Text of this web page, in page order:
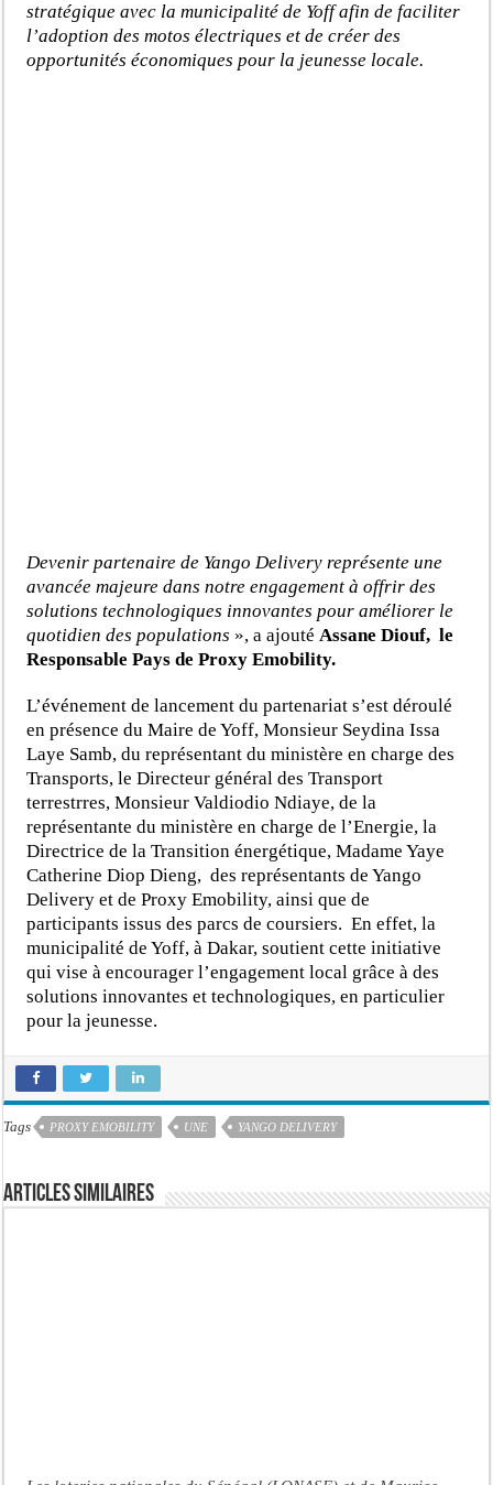
stratégique avec la municipalité de Yoff afin de faciliter
l’adoption des motos électriques et de créer des
opportunités économiques pour la jeunesse locale.
Devenir partenaire de Yango Delivery représente une
avancée majeure dans notre engagement à offrir des
solutions technologiques innovantes pour améliorer le
quotidien des populations », a ajoutéAssane Diouf, le
Responsable Pays de Proxy Emobility.
L’événement de lancement du partenariat s’est déroulé
en présence du Maire de Yoff, Monsieur Seydina Issa
Laye Samb, du représentant du ministère en charge des
Transports, le Directeur général des Transport
terrestrres, Monsieur Valdiodio Ndiaye, de la
représentante du ministère en charge de l’Energie, la
Directrice de la Transition énergétique, Madame Yaye
Catherine Diop Dieng, des représentants de Yango
Delivery et de Proxy Emobility, ainsi que de
participants issus des parcs de coursiers. En effet, la
municipalité de Yoff, à Dakar, soutient cette initiative
qui vise à encourager l’engagement local grâce à des
solutions innovantes et technologiques, en particulier
pour la jeunesse.
Tags PROXY EMOBILITY UNE YANGO DELIVERY
Articles similaires